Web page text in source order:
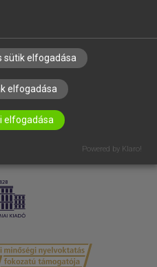
ADATVÉDELEM
sütik elfogadása
elfogadása
elfogadása
Powered by Klaro!